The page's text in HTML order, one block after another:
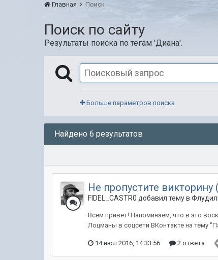
Главная Поиск
Поиск по сайту
Результаты поиска по тегам 'Диана'.
Больше параметров поиска
Найдено 6 результатов
Не пропустите
FIDEL_CASTR0 добавил тему в
Всем привет! Напоминаем, что в это
Лоцманы в соцсети ВКонтакте на тему
14 июл 2016, 14:33:56 2 ответа